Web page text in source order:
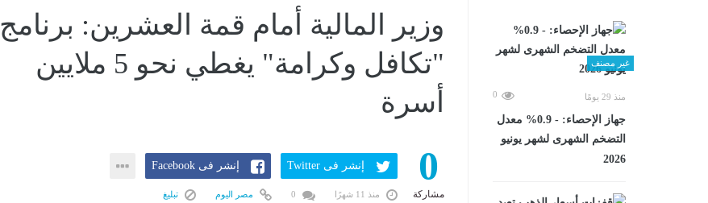
غير مصنف
منذ 29 يومًا 0
جهاز الإحصاء: - 0.9% معدل
التضخم الشهرى لشهر يونيو
2026
وزير المالية أمام قمة العشرين: برنامج
"تكافل وكرامة" يغطي نحو 5 ملايين
أسرة
0
مشاركة
إنشر فى Twitter إنشر فى Facebook
منذ 11 شهرًا مصر اليوم تبليغ